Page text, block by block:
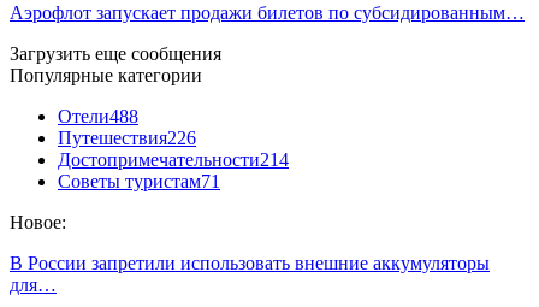
Аэрофлот запускает продажи билетов по субсидированным…
Загрузить еще сообщения
Популярные категории
Отели488
Путешествия226
Достопримечательности214
Советы туристам71
Новое:
В России запретили использовать внешние аккумуляторы
для…